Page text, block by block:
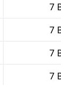
7
7
7
7